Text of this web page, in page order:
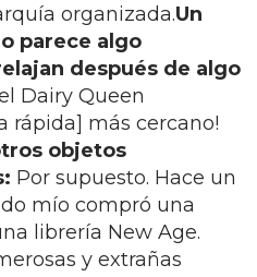
organizada.Un
parece algo
después de algo
Dairy Queen
rápida] más cercano!
objetos
Por supuesto. Hace un
mío compró una
librería New Age.
y extrañas